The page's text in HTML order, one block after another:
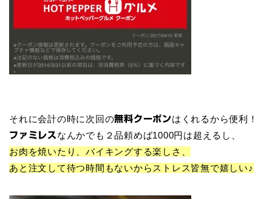
それに会計の時に次回の無料クーポンはくれるから便利！
ファミレス なんかでも２品頼めば1000円は超えるし、
お肉を焼いたり、バイキングする楽しさ、
あと注文して待つ時間もないからストレス皆無で嬉しい♪